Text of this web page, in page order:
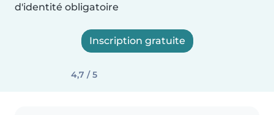
d'identité obligatoire
Inscription gratuite
4,7 / 5